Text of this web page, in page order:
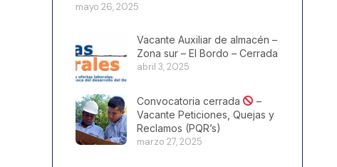
mayo 26, 2025
Vacante Auxiliar de almacén –
Zona sur – El Bordo – Cerrada
abril 3, 2025
Convocatoria cerrada
–
Vacante Peticiones, Quejas y
Reclamos (PQR’s)
marzo 27, 2025